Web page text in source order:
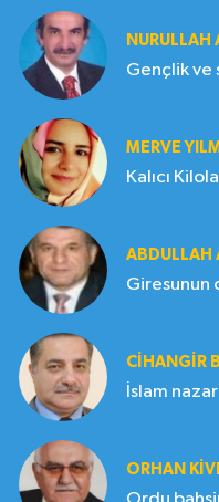
NURULLAH
MERVE
Kalıcı
ABDULLAH
Giresunun
CIHANGIR
İslam
ORHAN